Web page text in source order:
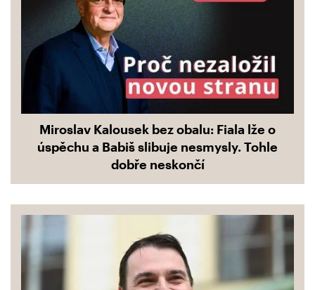
Miroslav Kalousek bez obalu: Fiala lže o
úspěchu a Babiš slibuje nesmysly. Tohle
dobře neskončí